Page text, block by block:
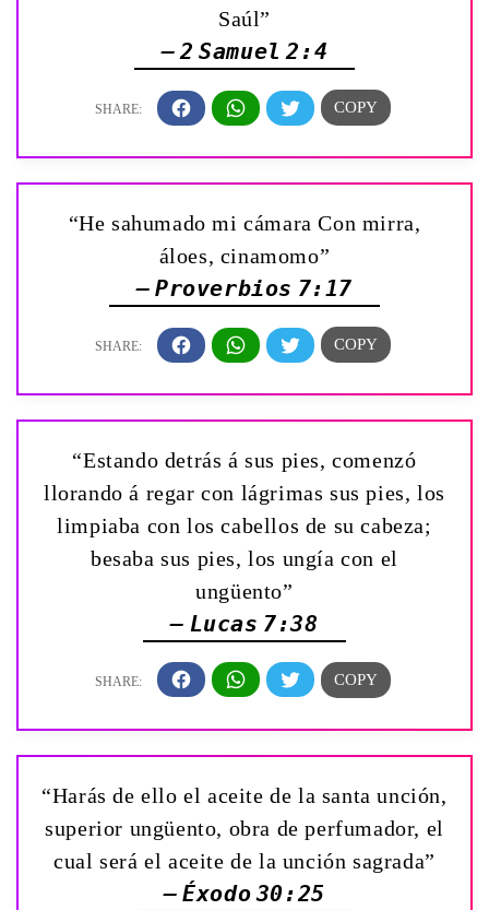
Saúl”
— 2 Samuel 2:4
“He sahumado mi cámara Con mirra,
áloes, cinamomo”
— Proverbios 7:17
“Estando detrás á sus pies, comenzó
llorando á regar con lágrimas sus pies, los
limpiaba con los cabellos de su cabeza;
besaba sus pies, los ungía con el
ungüento”
— Lucas 7:38
“Harás de ello el aceite de la santa unción,
superior ungüento, obra de perfumador, el
cual será el aceite de la unción sagrada”
— Éxodo 30:25